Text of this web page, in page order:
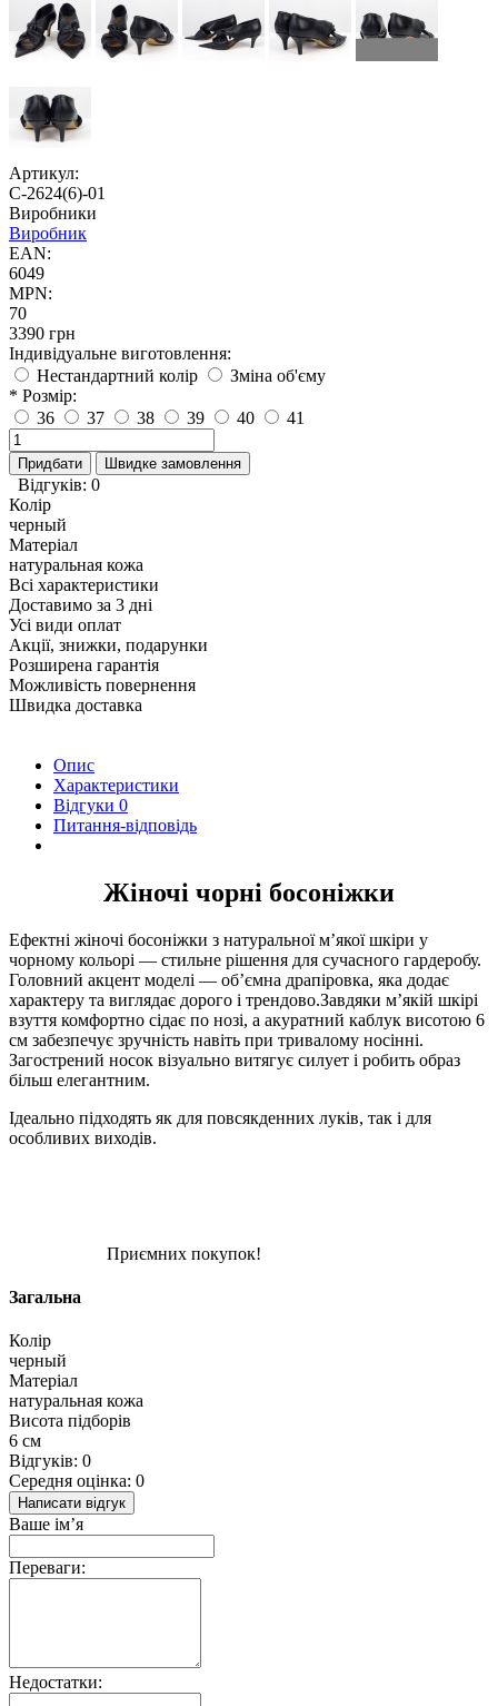
Артикул:
С-2624(6)-01
Виробники
Виробник
EAN:
6049
MPN:
70
3390 грн
Індивідуальне виготовлення:
Нестандартний колір
Зміна об'єму
* Розмір:
36
37 38 39 40 41
Придбати Швидке замовлення
Відгуків: 0
Колір
черный
Матеріал
натуральная кожа
Всі характеристики
Доставимо за 3 дні
Усі види оплат
Акції, знижки, подарунки
Розширена гарантія
Можливість повернення
Швидка доставка
Опис
Характеристики
Відгуки 0
Питання-відповідь
Жіночі чорні босоніжки
Ефектні жіночі босоніжки з натуральної м’якої шкіри у
чорному кольорі — стильне рішення для сучасного гардеробу.
Головний акцент моделі — об’ємна драпіровка, яка додає
характеру та виглядає дорого і трендово.Завдяки м’якій шкірі
взуття комфортно сідає по нозі, а акуратний каблук висотою 6
см забезпечує зручність навіть при тривалому носінні.
Загострений носок візуально витягує силует і робить образ
більш елегантним.
Ідеально підходять як для повсякденних луків, так і для
особливих виходів.
Приємних покупок!
Загальна
Колір
черный
Матеріал
натуральная кожа
Висота підборів
6 см
Відгуків: 0
Середня оцінка: 0
Написати відгук
Ваше ім’я
Переваги:
Недостатки: